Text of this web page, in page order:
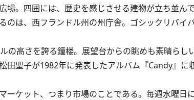
。四囲には、歴史を感じさせる建物が立ち並んで
のは、西フランドル州の州庁舎。ゴシックリバイ
の高さを誇る鐘楼。展望台からの眺めも素晴らし
田聖子が1982年に発表したアルバム『Candy』
ーケット、つまり市場のことである。毎週水曜日